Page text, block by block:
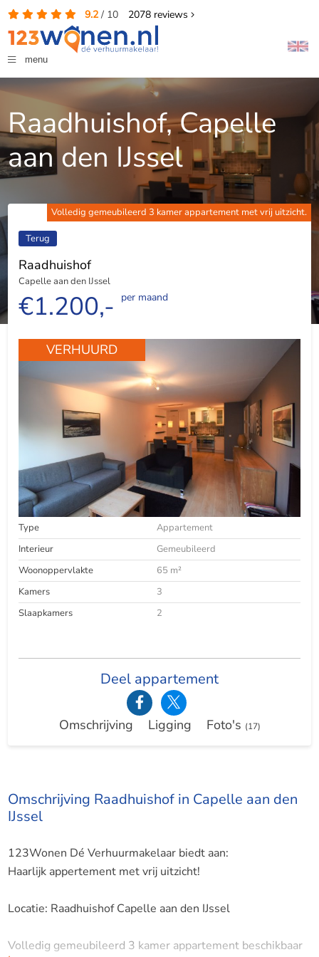
9.2/ 10 2078reviews
menu
Raadhuishof, Capelle
aan den IJssel
Volledig gemeubileerd 3 kamer appartement met vrij uitzicht.
Terug
Raadhuishof
Capelle aan den IJssel
€1.200,- per maand
VERHUURD
Type
Appartement
Interieur
Gemeubileerd
Woonoppervlakte
65 m²
Kamers
3
Slaapkamers
2
Deel appartement
Omschrijving Ligging Foto's (17)
Omschrijving Raadhuishof in Capelle aan den
IJssel
123Wonen Dé Verhuurmakelaar biedt aan:
Haarlijk appertement met vrij uitzicht!
Locatie: Raadhuishof Capelle aan den IJssel
Volledig gemeubileerd 3 kamer appartement beschikbaar